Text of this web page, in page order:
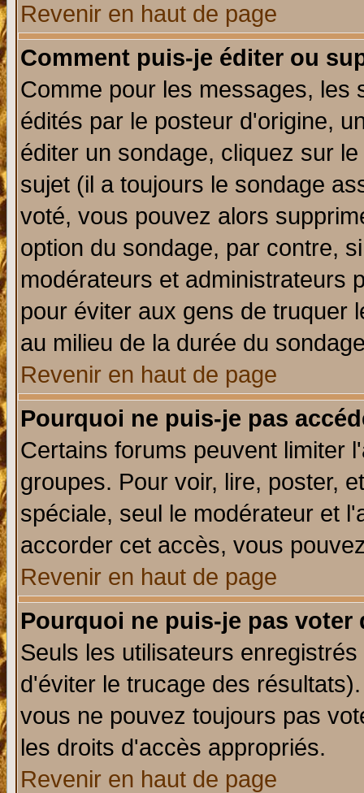
Revenir en haut de page
Comment puis-je éditer ou
Comme pour les messages, les
édités par le posteur d'origine,
éditer un sondage, cliquez sur
sujet (il a toujours le sondage
voté, vous pouvez alors
option du sondage, par contre,
modérateurs et administrateurs
pour éviter aux gens de truquer
au milieu de la durée du
Revenir en haut de page
Pourquoi ne puis-je pas
Certains forums peuvent limiter
groupes. Pour voir, lire, poster,
spéciale, seul le modérateur et
accorder cet accès, vous
Revenir en haut de page
Pourquoi ne puis-je pas voter
Seuls les utilisateurs
d'éviter le trucage des
vous ne pouvez toujours pas
les droits d'accès appropriés.
Revenir en haut de page